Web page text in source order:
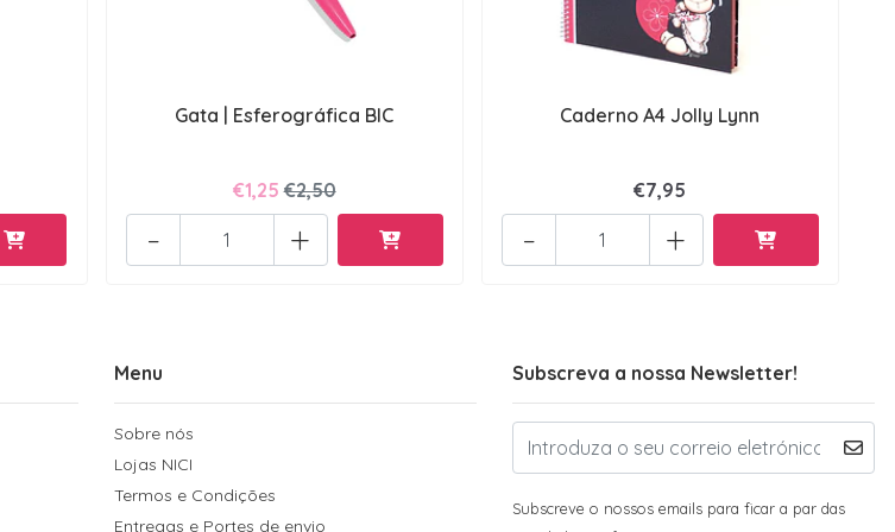
Gata | Esferográfica BIC
€1,25 €2,50
+
-
Caderno A4 Jolly Lynn
€7,95
+
-
Menu
Sobre nós
Lojas NICI
Termos e Condições
Entregas e Portes de envio
Subscreva a nossa Newsletter!
Subscreve o nossos emails para ficar a par das